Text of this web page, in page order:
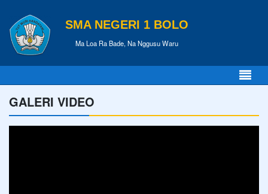
SMA NEGERI 1 BOLO
Ma Loa Ra Bade, Na Nggusu Waru
GALERI VIDEO